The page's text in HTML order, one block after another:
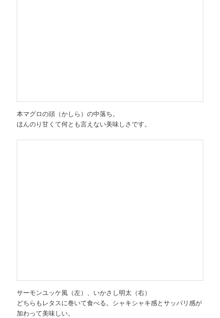
本マグロの頭（かしら）の中落ち。
ほんのり甘くて何とも言えない美味しさです。
サーモンユッケ風（左）、いかさし明太（右）
どちらもレタスに巻いて食べる。シャキシャキ感とサッパリ感が
加わって美味しい。